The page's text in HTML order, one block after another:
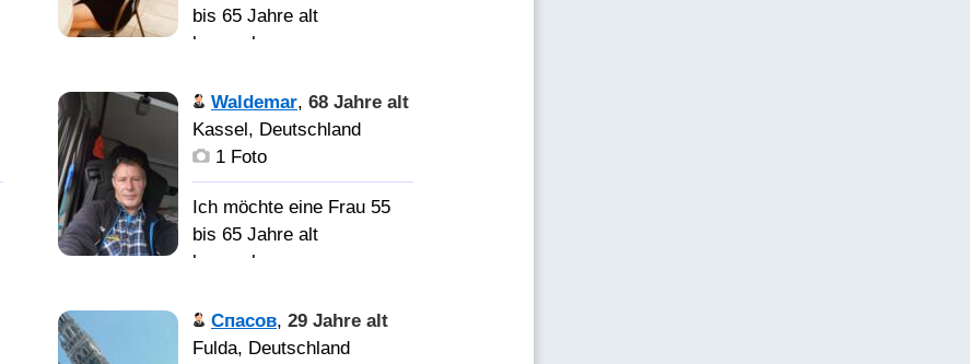
Всё. Добавить более
нечего. Просто, устал от
девоньки. Мозги
морочиье долго, а как до
дела так вме кусты
🫎
Пока!!
это " лето актмвного
отдыха.
bis 65 Jahre alt
kennenlernen
Познакомлюсь с
мужчиной для серьезных
Waldemar, 68 Jahre alt
Kassel, Deutschland
1 Foto
Ich möchte eine Frau 55
bis 65 Jahre alt
kennenlernen
Немец, в
Германии с девяностых
Спасов, 29 Jahre alt
Fulda, Deutschland